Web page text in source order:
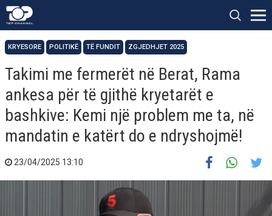
KRYESORE POLITIKË TË FUNDIT ZGJEDHJET 2025
Takimi me fermerët në Berat, Rama
ankesa për të gjithë kryetarët e
bashkive: Kemi një problem me ta, në
mandatin e katërt do e ndryshojmë!
23/04/2025 13:10